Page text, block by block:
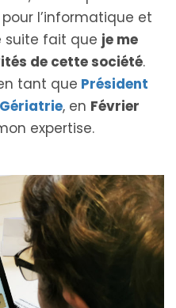
l’informatique et
suite fait que je me
de cette société.
tant que Président
, en Février
expertise.